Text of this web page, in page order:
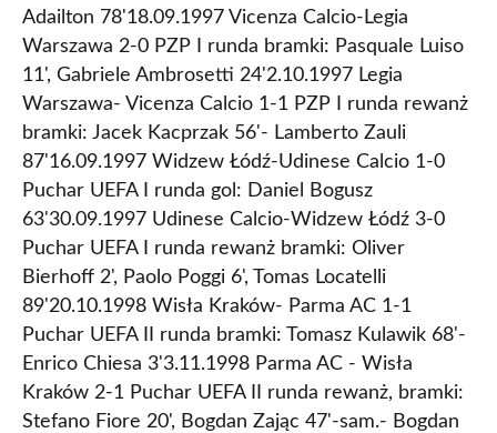
Adailton 78'18.09.1997 Vicenza Calcio-Legia
Warszawa 2-0 PZP I runda bramki: Pasquale Luiso
11', Gabriele Ambrosetti 24'2.10.1997 Legia
Warszawa- Vicenza Calcio 1-1 PZP I runda rewanż
bramki: Jacek Kacprzak 56'- Lamberto Zauli
87'16.09.1997 Widzew Łódź-Udinese Calcio 1-0
Puchar UEFA I runda gol: Daniel Bogusz
63'30.09.1997 Udinese Calcio-Widzew Łódź 3-0
Puchar UEFA I runda rewanż bramki: Oliver
Bierhoff 2', Paolo Poggi 6', Tomas Locatelli
89'20.10.1998 Wisła Kraków- Parma AC 1-1
Puchar UEFA II runda bramki: Tomasz Kulawik 68'-
Enrico Chiesa 3'3.11.1998 Parma AC - Wisła
Kraków 2-1 Puchar UEFA II runda rewanż, bramki:
Stefano Fiore 20', Bogdan Zając 47'-sam.- Bogdan